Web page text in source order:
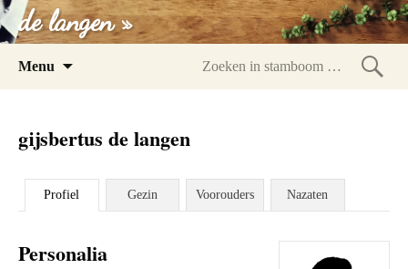
de langen »
Menu
gijsbertus de langen
Profiel Gezin Voorouders Nazaten
Personalia